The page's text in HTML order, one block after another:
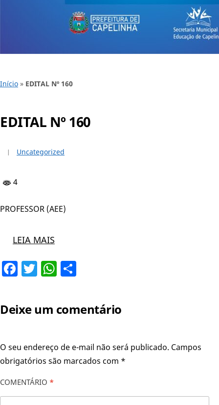
Início » EDITAL Nº 160
EDITAL Nº 160
Uncategorized
4
PROFESSOR (AEE)
LEIA MAIS
Facebook
TwitterWhatsApp
Deixe um comentário
O seu endereço de e-mail não será publicado. Campos
obrigatórios são marcados com *
COMENTÁRIO *